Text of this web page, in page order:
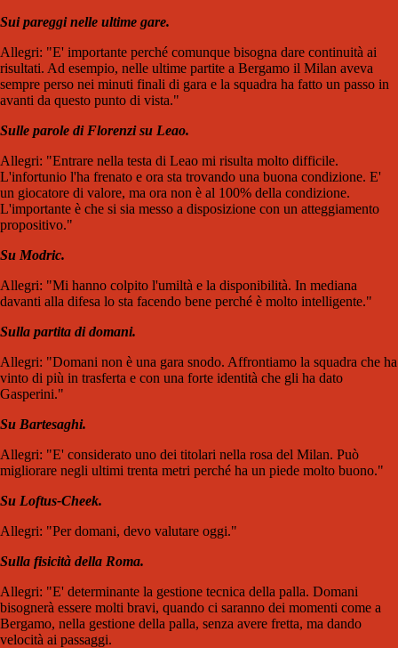
Sui pareggi nelle ultime gare.
Allegri: "E' importante perché comunque bisogna dare continuità ai
risultati. Ad esempio, nelle ultime partite a Bergamo il Milan aveva
sempre perso nei minuti finali di gara e la squadra ha fatto un passo in
avanti da questo punto di vista."
Sulle parole di Florenzi su Leao.
Allegri: "Entrare nella testa di Leao mi risulta molto difficile.
L'infortunio l'ha frenato e ora sta trovando una buona condizione. E'
un giocatore di valore, ma ora non è al 100% della condizione.
L'importante è che si sia messo a disposizione con un atteggiamento
propositivo."
Su Modric.
Allegri: "Mi hanno colpito l'umiltà e la disponibilità. In mediana
davanti alla difesa lo sta facendo bene perché è molto intelligente."
Sulla partita di domani.
Allegri: "Domani non è una gara snodo. Affrontiamo la squadra che ha
vinto di più in trasferta e con una forte identità che gli ha dato
Gasperini."
Su Bartesaghi.
Allegri: "E' considerato uno dei titolari nella rosa del Milan. Può
migliorare negli ultimi trenta metri perché ha un piede molto buono."
Su Loftus-Cheek.
Allegri: "Per domani, devo valutare oggi."
Sulla fisicità della Roma.
Allegri: "E' determinante la gestione tecnica della palla. Domani
bisognerà essere molti bravi, quando ci saranno dei momenti come a
Bergamo, nella gestione della palla, senza avere fretta, ma dando
velocità ai passaggi.